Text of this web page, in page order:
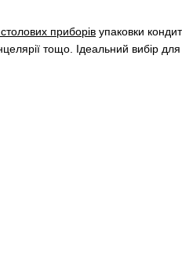
приборів упаковки
тощо. Ідеальний вибір